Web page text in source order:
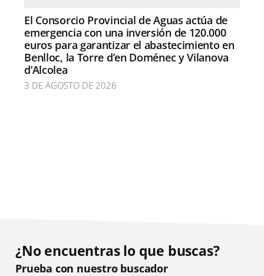
El Consorcio Provincial de Aguas actúa de
emergencia con una inversión de 120.000
euros para garantizar el abastecimiento en
Benlloc, la Torre d’en Doménec y Vilanova
d’Alcolea
3 DE AGOSTO DE 2026
¿No encuentras lo que buscas?
Prueba con nuestro buscador